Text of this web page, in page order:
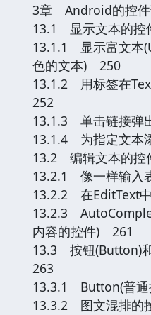
3章 Android的控
13.1 显示文本的
13.1.1 显示富文本
色的文本) 250
13.1.2 用标签在
252
13.1.3 单击链接
13.1.4 为指定文本
13.2 编辑文本的
13.2.1 像一样输入
13.2.2 在EditText
13.2.3
内容的控件) 261
13.3 按钮(Button)
263
13.3.1 Button(普
13.3.2 图文混排的